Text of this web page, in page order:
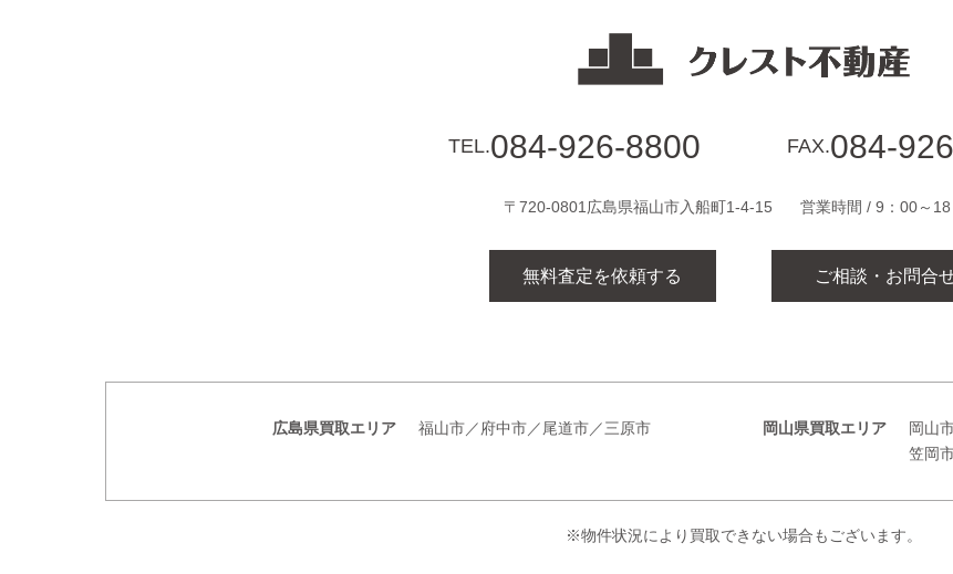
TEL.084-926-8800 FAX.084-
〒720-0801広島県福山市入船町1-4-15 営業時間 / 9：00～
無料査定を依頼する ご相談・お問合
広島県買取エリア 福山市／府中市／尾道市／三原市 岡山県買取エリア
岡山
笠岡
※物件状況により買取できない場合もございます。